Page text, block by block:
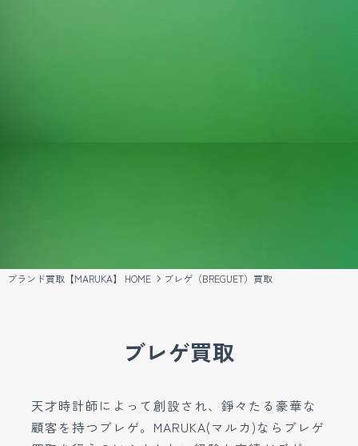
ブランド買取【MARUKA】 HOME ブレゲ（BREGUET）買取
ブレゲ買取
天才時計師によって創設され、錚々たる豪華な
顧客を持つブレゲ。MARUKA(マルカ)ならブレゲ